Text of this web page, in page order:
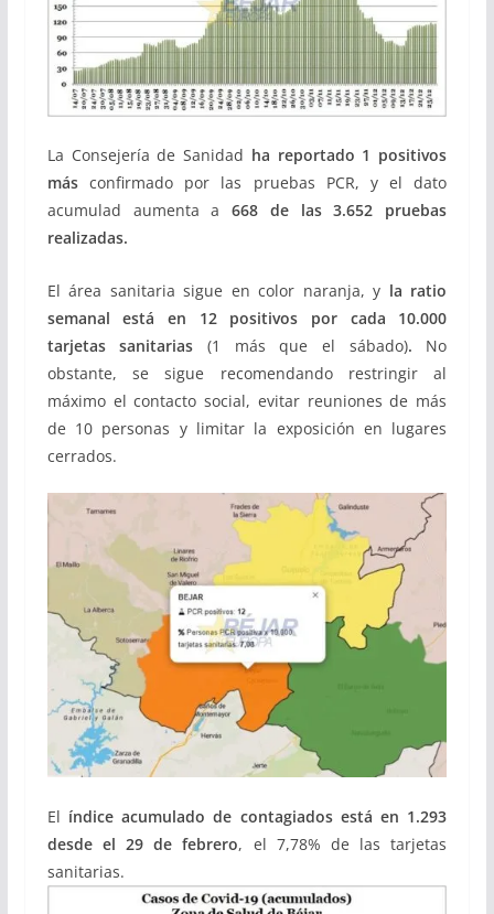
La Consejería de Sanidad ha reportado 1 positivos
más confirmado por las pruebas PCR, y el dato
acumulad aumenta a668 de las 3.652 pruebas
realizadas.
El área sanitaria sigue en color naranja, y la ratio
semanal está en 12 positivos
por cada 10.000
tarjetas sanitarias(1 más que el sábado). No
obstante, se sigue recomendando restringir al
máximo el contacto social, evitar reuniones de más
de 10 personas y limitar la exposición en lugares
cerrados.
El índice acumulado de contagiados está en 1.293
desde el 29 de febrero, el 7,78% de las tarjetas
sanitarias.